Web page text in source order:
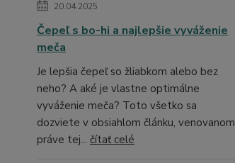
20.04.2025
Čepeľ s bo-hi a najlepšie vyváženie
meča
Je lepšia čepeľ so žliabkom alebo bez
neho? A aké je vlastne optimálne
vyváženie meča? Toto všetko sa
dozviete v obsiahlom článku, venovanom
práve tej... čítať celé